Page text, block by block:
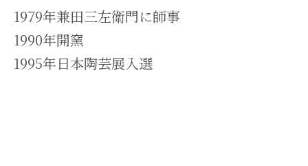
1979年兼田三左衛門に師事
1990年開窯
1995年日本陶芸展入選